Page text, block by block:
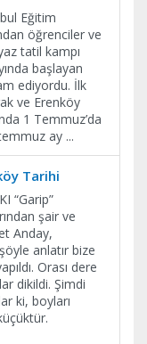
Eğitim
öğrenciler ve
tatil kampı
başlayan
ediyordu. İlk
ve Erenköy
1 Temmuz’da
ay ...
Tarihi
“Garip”
şair ve
Anday,
anlatır bize
Orası dere
dikildi. Şimdi
ki, boyları